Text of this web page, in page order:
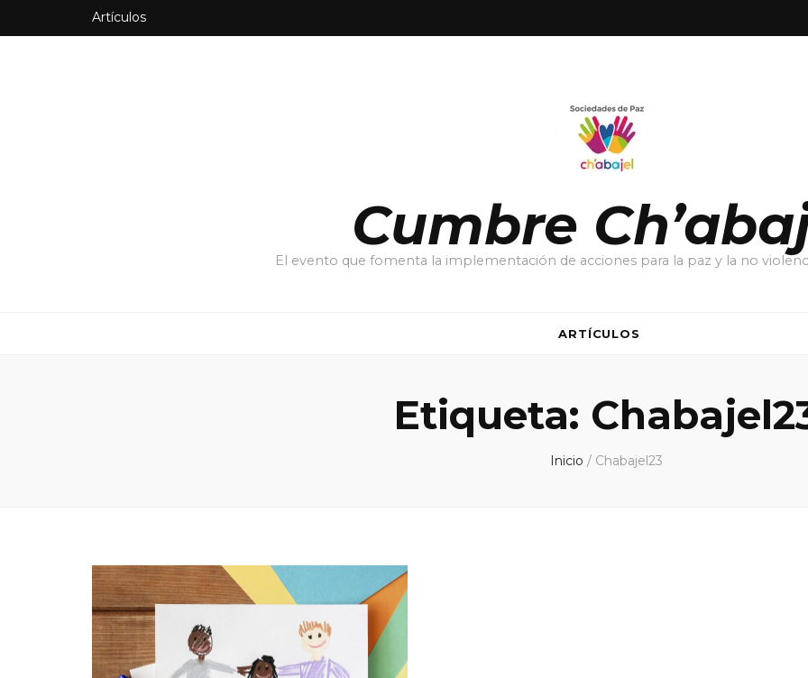
Artículos
Cumbre
El evento que fomenta la implementación de acciones para la paz y la no
ARTÍCULOS
Etiqueta:
Inicio / Chabajel23